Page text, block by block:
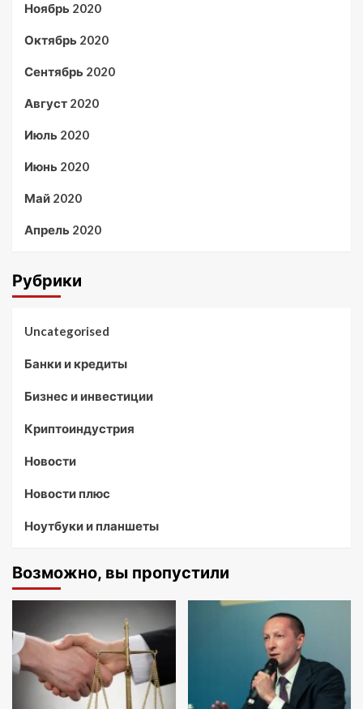
Ноябрь 2020
Октябрь 2020
Сентябрь 2020
Август 2020
Июль 2020
Июнь 2020
Май 2020
Апрель 2020
Рубрики
Uncategorised
Банки и кредиты
Бизнес и инвестиции
Криптоиндустрия
Новости
Новости плюс
Ноутбуки и планшеты
Возможно, вы пропустили